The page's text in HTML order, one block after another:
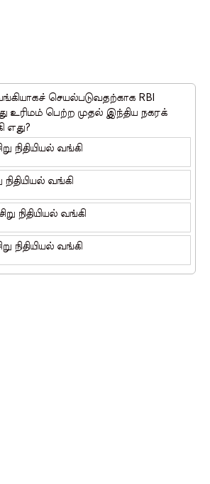
வங்கியாகச் செயல்படுவதற்காக RBI
உரிமம் பெற்ற முதல் இந்திய நகரக்
எது?
நிதியியல் வங்கி
நிதியியல் வங்கி
நிதியியல் வங்கி
நிதியியல் வங்கி